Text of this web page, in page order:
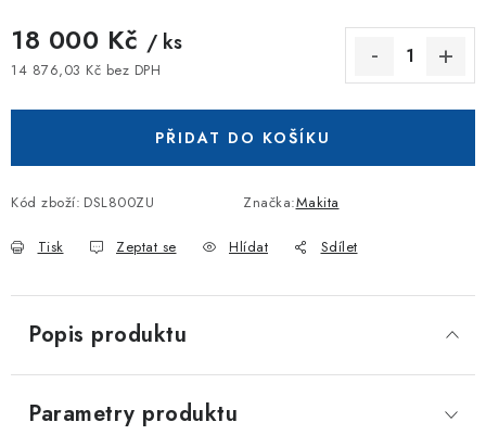
18 000 Kč / ks
14 876,03 Kč bez DPH
PŘIDAT DO KOŠÍKU
Kód zboží: DSL800ZU Značka:Makita
Tisk Zeptat se Hlídat Sdílet
Popis produktu
Parametry produktu